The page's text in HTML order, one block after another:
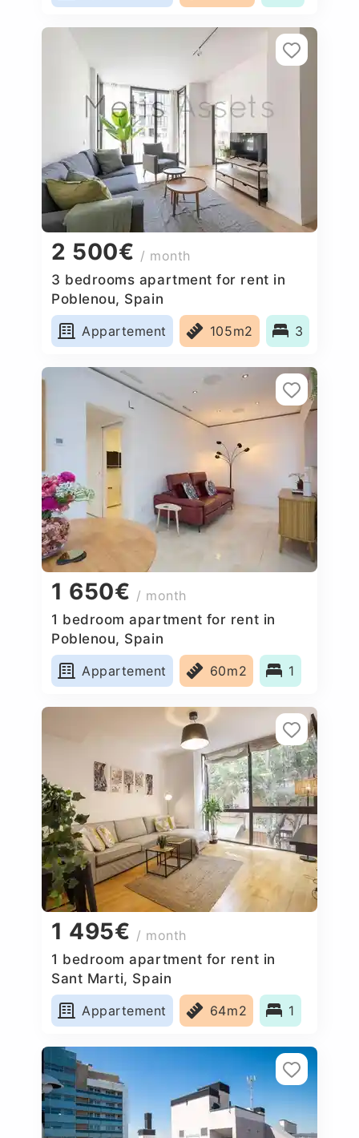
2 500€ / month
3 bedrooms apartment for rent in
Poblenou, Spain
Appartement
105m2 3
1 650€ / month
1 bedroom apartment for rent in
Poblenou, Spain
Appartement
60m2 1
1 495€ / month
1 bedroom apartment for rent in
Sant Marti, Spain
Appartement
64m2 1